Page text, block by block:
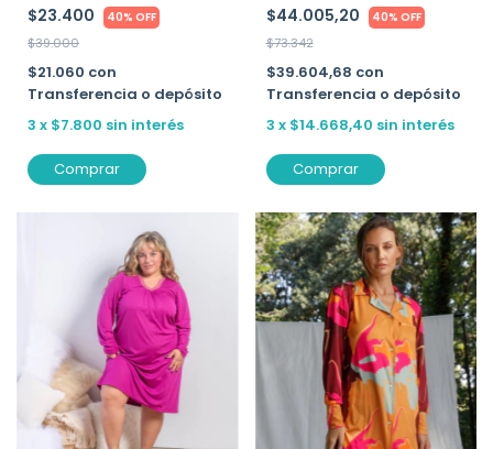
ART.25542
$23.400 40% OFF
$39.000
$21.060 con
Transferencia o depósito
3 x $7.800 sin interés
Comprar
ART.3025
$44.005,20 40% OFF
$73.342
$39.604,68 con
Transferencia o depósito
3 x $14.668,40 sin interés
Comprar